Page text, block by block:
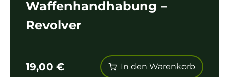
Waffenhandhabung –
Revolver
19,00 € In den Warenkorb